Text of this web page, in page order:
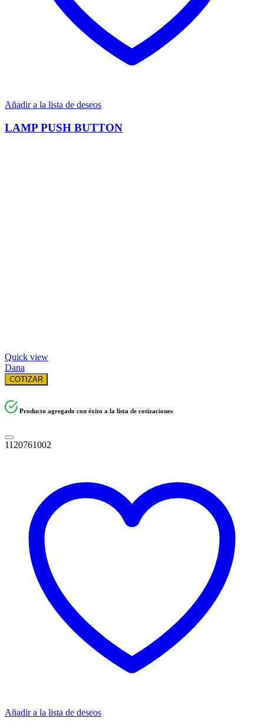
Añadir a la lista de deseos
LAMP PUSH BUTTON
Quick view
Dana
COTIZAR
Producto agregado con éxito a la lista de cotizaciones
1120761002
Añadir a la lista de deseos